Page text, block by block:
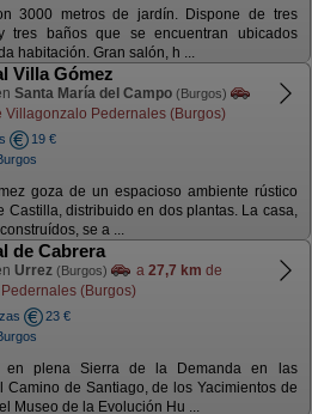
3000 metros de jardín. Dispone de tres
tres baños que se encuentran ubicados
habitación. Gran salón, h ...
Villa Gómez
Santa María del Campo (Burgos)
Villagonzalo Pedernales (Burgos)
19 €
goza de un espacioso ambiente rústico
Castilla, distribuido en dos plantas. La casa,
se a ...
de Cabrera
Urrez (Burgos) a 27,7 km de
(Burgos)
23 €
en plena Sierra de la Demanda en las
Camino de Santiago, de los Yacimientos de
Museo de la Evolución Hu ...